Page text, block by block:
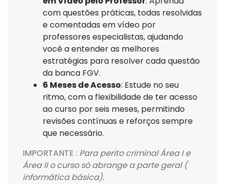
com questões práticas, todas resolvidas
e comentadas em vídeo por
professores especialistas, ajudando
você a entender as melhores
estratégias para resolver cada questão
da banca FGV.
6 Meses de Acesso: Estude no seu
ritmo, com a flexibilidade de ter acesso
ao curso por seis meses, permitindo
revisões contínuas e reforços sempre
que necessário.
IMPORTANTE : Para perito criminal Área I e
Área II o curso só abrange a parte geral (
informática básica).